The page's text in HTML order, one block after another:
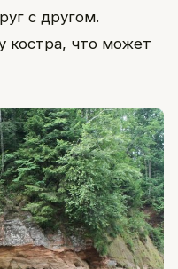
с другом.
костра, что может